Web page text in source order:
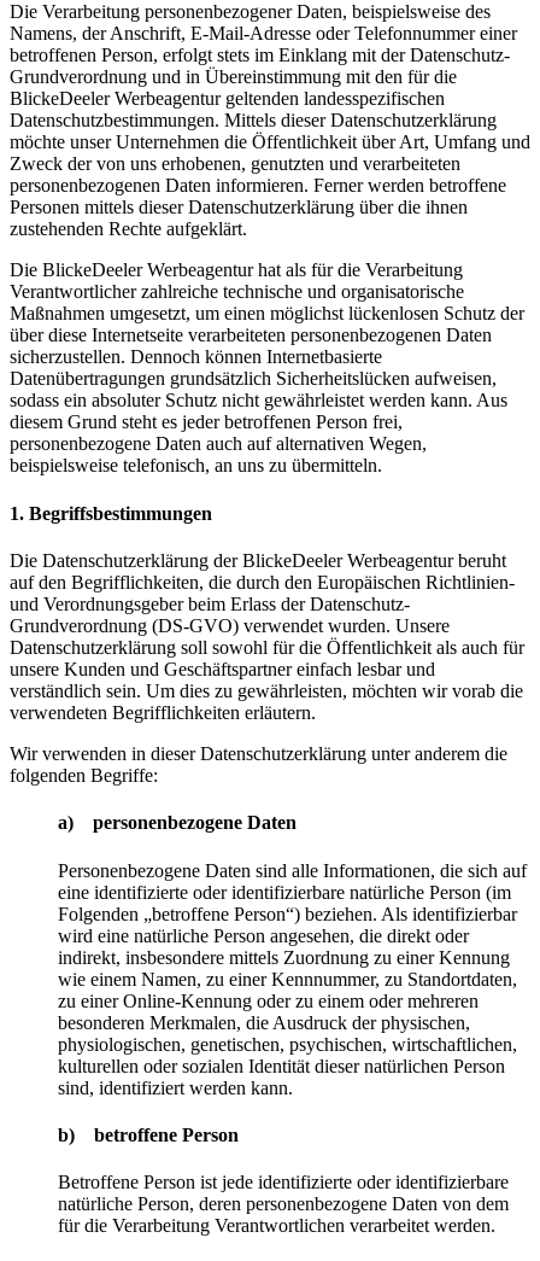
Die Verarbeitung personenbezogener Daten, beispielsweise des
Namens, der Anschrift, E-Mail-Adresse oder Telefonnummer einer
betroffenen Person, erfolgt stets im Einklang mit der Datenschutz-
Grundverordnung und in Übereinstimmung mit den für die
BlickeDeeler Werbeagentur geltenden landesspezifischen
Datenschutzbestimmungen. Mittels dieser Datenschutzerklärung
möchte unser Unternehmen die Öffentlichkeit über Art, Umfang und
Zweck der von uns erhobenen, genutzten und verarbeiteten
personenbezogenen Daten informieren. Ferner werden betroffene
Personen mittels dieser Datenschutzerklärung über die ihnen
zustehenden Rechte aufgeklärt.
Die BlickeDeeler Werbeagentur hat als für die Verarbeitung
Verantwortlicher zahlreiche technische und organisatorische
Maßnahmen umgesetzt, um einen möglichst lückenlosen Schutz der
über diese Internetseite verarbeiteten personenbezogenen Daten
sicherzustellen. Dennoch können Internetbasierte
Datenübertragungen grundsätzlich Sicherheitslücken aufweisen,
sodass ein absoluter Schutz nicht gewährleistet werden kann. Aus
diesem Grund steht es jeder betroffenen Person frei,
personenbezogene Daten auch auf alternativen Wegen,
beispielsweise telefonisch, an uns zu übermitteln.
1. Begriffsbestimmungen
Die Datenschutzerklärung der BlickeDeeler Werbeagentur beruht
auf den Begrifflichkeiten, die durch den Europäischen Richtlinien-
und Verordnungsgeber beim Erlass der Datenschutz-
Grundverordnung (DS-GVO) verwendet wurden. Unsere
Datenschutzerklärung soll sowohl für die Öffentlichkeit als auch für
unsere Kunden und Geschäftspartner einfach lesbar und
verständlich sein. Um dies zu gewährleisten, möchten wir vorab die
verwendeten Begrifflichkeiten erläutern.
Wir verwenden in dieser Datenschutzerklärung unter anderem die
folgenden Begriffe:
a) personenbezogene Daten
Personenbezogene Daten sind alle Informationen, die sich auf
eine identifizierte oder identifizierbare natürliche Person (im
Folgenden „betroffene Person“) beziehen. Als identifizierbar
wird eine natürliche Person angesehen, die direkt oder
indirekt, insbesondere mittels Zuordnung zu einer Kennung
wie einem Namen, zu einer Kennnummer, zu Standortdaten,
zu einer Online-Kennung oder zu einem oder mehreren
besonderen Merkmalen, die Ausdruck der physischen,
physiologischen, genetischen, psychischen, wirtschaftlichen,
kulturellen oder sozialen Identität dieser natürlichen Person
sind, identifiziert werden kann.
b) betroffene Person
Betroffene Person ist jede identifizierte oder identifizierbare
natürliche Person, deren personenbezogene Daten von dem
für die Verarbeitung Verantwortlichen verarbeitet werden.